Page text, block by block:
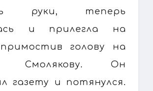
руки, теперь
и прилегла на
голову на
Смолякову. Он
газету и потянулся.